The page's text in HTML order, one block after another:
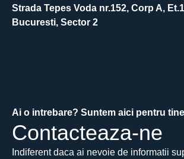
Strada Tepes Voda nr.152, Corp A,
Bucuresti, Sector 2
Ai o intrebare? Suntem aici pentru tine
Contacteaza-ne
Indiferent daca ai nevoie de informatii